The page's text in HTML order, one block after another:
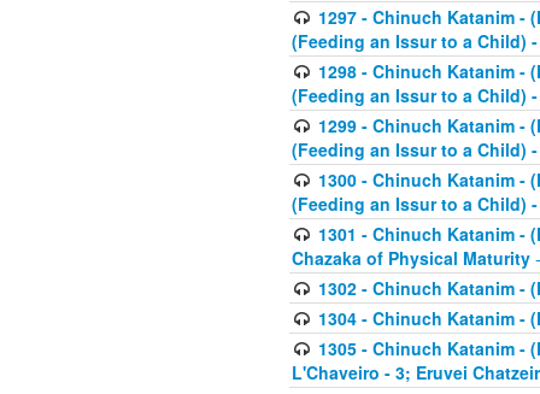
1297 - Chinuch Katanim -
(Feeding an Issur to a Child)
1298 - Chinuch Katanim -
(Feeding an Issur to a Child)
1299 - Chinuch Katanim -
(Feeding an Issur to a Child)
1300 - Chinuch Katanim -
(Feeding an Issur to a Child)
1301 - Chinuch Katanim -
Chazaka of Physical Maturity
1302 - Chinuch Katanim -
1304 - Chinuch Katanim -
1305 - Chinuch Katanim -
L'Chaveiro - 3; Eruvei